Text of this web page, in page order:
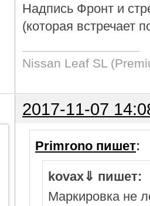
Надпись Фронт и
(которая встречает
Nissan Leaf SL
2017-11-07
Primrono пишет:
kovax⇓ пишет:
Маркировка не